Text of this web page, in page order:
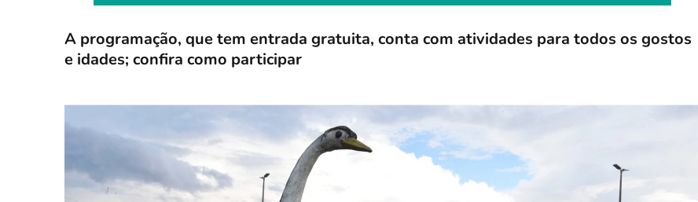
A programação, que tem entrada gratuita, conta com atividades para todos os gostos
e idades; confira como participar